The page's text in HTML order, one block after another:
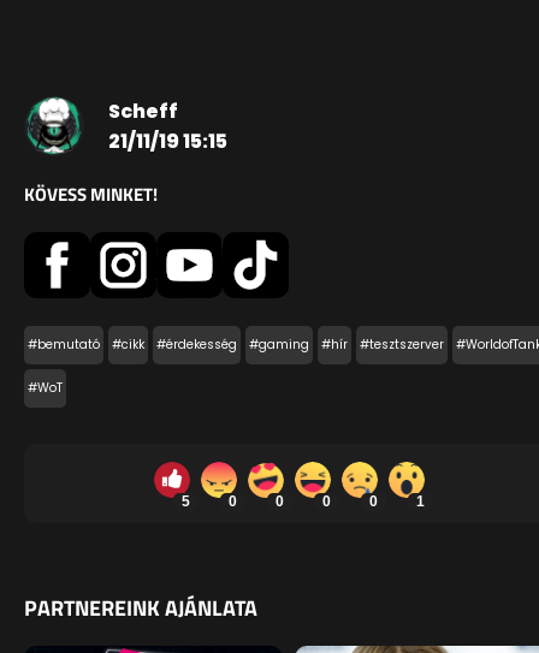
Scheff
21/11/19 15:15
KÖVESS MINKET!
#bemutató #cikk #érdekesség #gaming #hír #tesztszerver
#WoT
5 0 0 0 0 1
PARTNEREINK AJÁNLATA